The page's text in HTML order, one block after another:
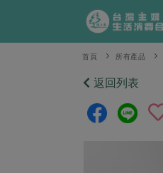
首頁 所有產品
返回列表